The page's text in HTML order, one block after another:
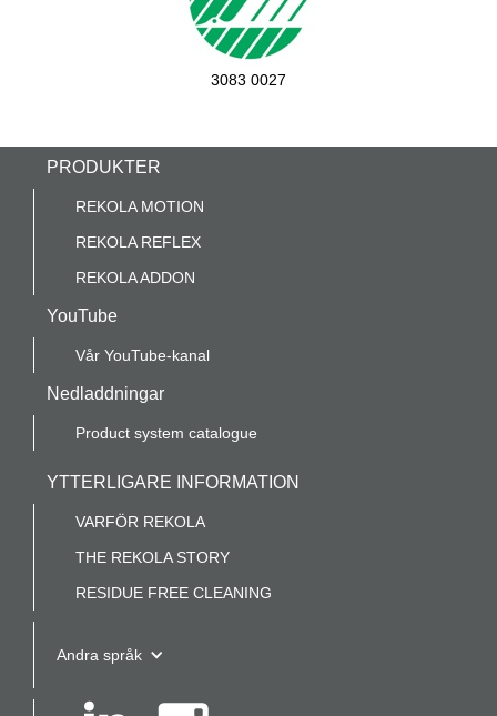
3083 0027
PRODUKTER
REKOLA MOTION
REKOLA REFLEX
REKOLA ADDON
YouTube
Vår YouTube-kanal
Nedladdningar
Product system catalogue
YTTERLIGARE INFORMATION
VARFÖR REKOLA
THE REKOLA STORY
RESIDUE FREE CLEANING
Andra språk